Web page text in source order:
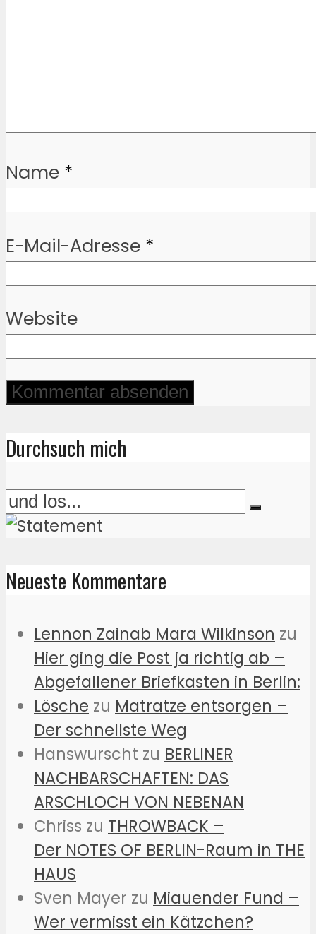
Name *
E-Mail-Adresse *
Website
Durchsuch mich
Neueste Kommentare
Lennon Zainab Mara Wilkinson zu
Hier ging die Post ja richtig ab –
Abgefallener Briefkasten in Berlin:
Lösche zu Matratze entsorgen –
Der schnellste Weg
Hanswurscht zu BERLINER
NACHBARSCHAFTEN: DAS
ARSCHLOCH VON NEBENAN
Chriss zu THROWBACK –
Der NOTES OF BERLIN-Raum in THE
HAUS
Sven Mayer zu Miauender Fund –
Wer vermisst ein Kätzchen?